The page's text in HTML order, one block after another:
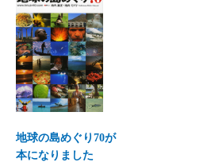
地球の島めぐり70が
本になりました